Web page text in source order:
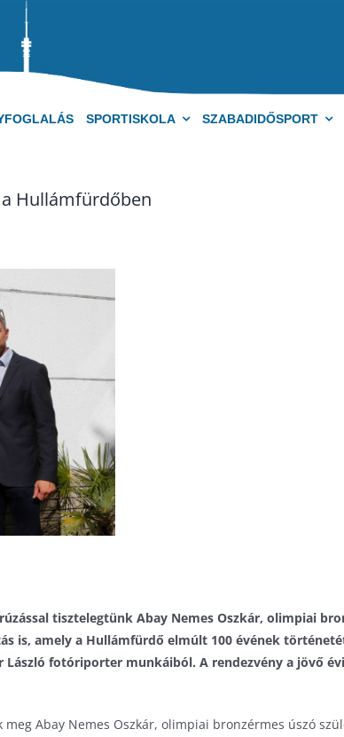
SPORTISKOLA SZABADIDŐSPORT
Hullámfürdőben
tisztelegtünk Abay Nemes Oszkár, olimpiai
is, amely a Hullámfürdő elmúlt 100 évének
László fotóriporter munkáiból. A rendezvény a jövő
Abay Nemes Oszkár, olimpiai bronzérmes úszó